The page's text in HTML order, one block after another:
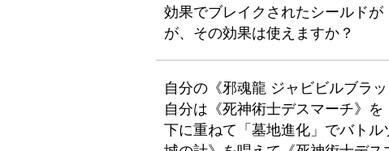
効果でブレイクされたシールド
が、その効果は使えますか？
自分の《邪魂龍 ジャビビルブラ
自分は《死神術士デスマーチ》
下に重ねて「墓地進化」でバト